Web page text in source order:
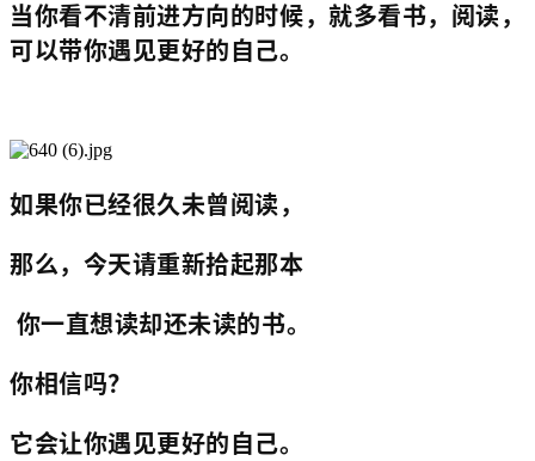
当你看不清前进方向的时候，就多看书，阅读，
可以带你遇见更好的自己。
如果你已经很久未曾阅读，
那么，今天请重新拾起那本
你一直想读却还未读的书。
你相信吗？
它会让你遇见更好的自己。